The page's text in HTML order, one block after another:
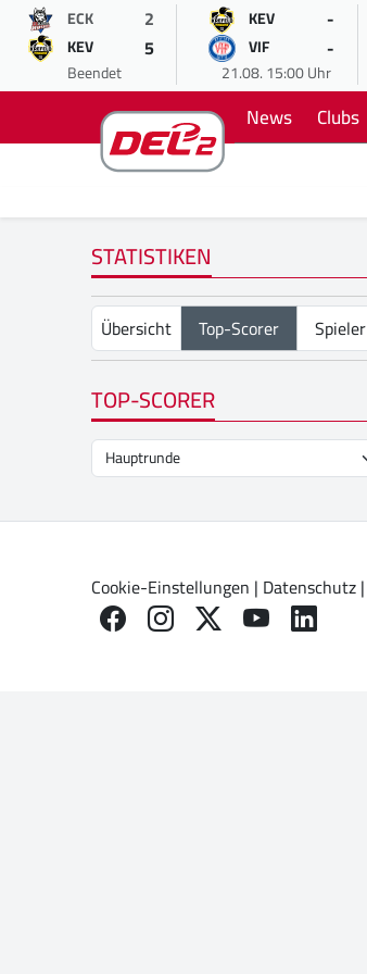
ECK 2
KEV 5
Beendet
KEV -
VIF -
21.08. 15:00 Uhr
News Clubs
STATISTIKEN
Übersicht Top-Scorer Spieler
TOP-SCORER
Cookie-Einstellungen | Datenschutz|